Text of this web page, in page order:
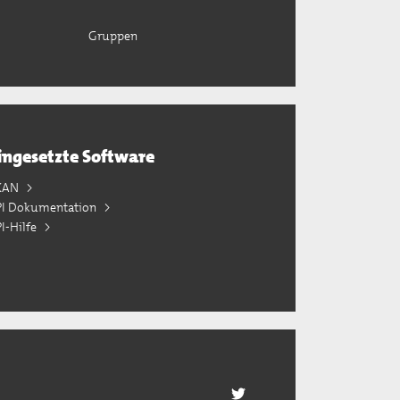
Gruppen
Software
Dokumentation
Hilfe